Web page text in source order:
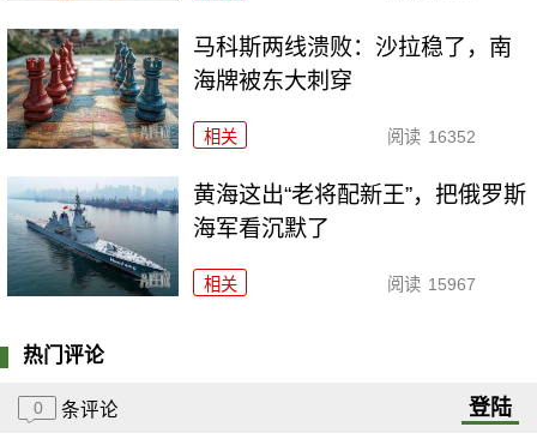
马科斯两线溃败：沙拉稳了，南
海牌被东大刺穿
相关 阅读 16352
黄海这出“老将配新王”，把俄罗斯
海军看沉默了
相关 阅读 15967
热门评论
0 条评论 登陆